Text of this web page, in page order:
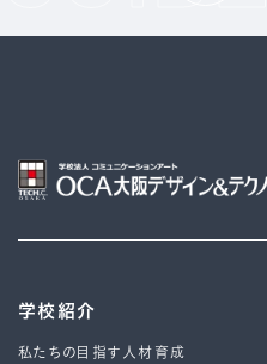
学校紹介
私たちの目指す人材育成